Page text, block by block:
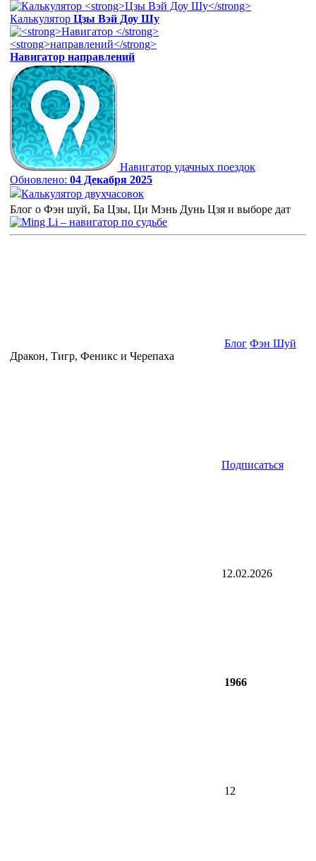
Калькулятор Цзы Вэй Доу Шу
Навигатор направлений
Навигатор удачных поездок
Обновлено: 04 Декабря 2025
Калькулятор двухчасовок
Блог о Фэн шуй, Ба Цзы, Ци Мэнь Дунь Цзя и выборе дат
Блог Фэн Шуй
Дракон, Тигр, Феникс и Черепаха
Подписаться
12.02.2026
1966
12